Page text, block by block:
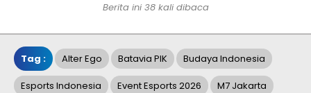
Berita ini 38 kali dibaca
Tag : Alter Ego Batavia PIK Budaya Indonesia
Esports Indonesia Event Esports 2026 M7 Jakarta